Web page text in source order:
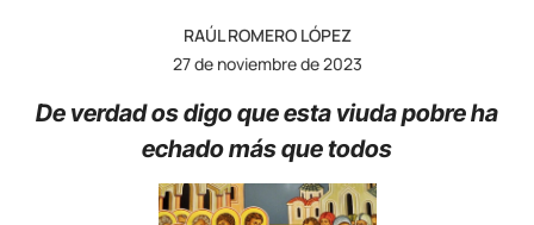
RAÚL ROMERO LÓPEZ
27 de noviembre de 2023
De verdad os digo que esta viuda pobre ha
echado más que todos